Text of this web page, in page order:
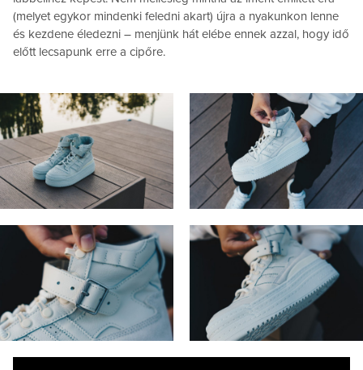
(melyet egykor mindenki feledni akart) újra a nyakunkon lenne
és kezdene éledezni – menjünk hát elébe ennek azzal, hogy idő
előtt lecsapunk erre a cipőre.